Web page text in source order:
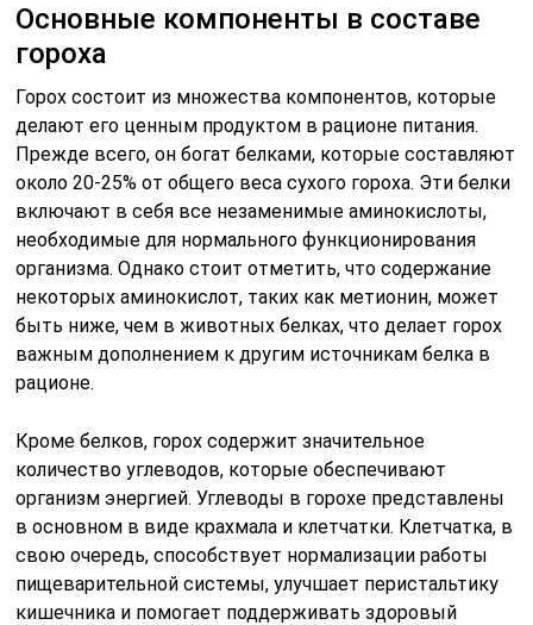
Основные компоненты в составе
гороха
Горох состоит из множества компонентов, которые
делают его ценным продуктом в рационе питания.
Прежде всего, он богат белками, которые составляют
около 20-25% от общего веса сухого гороха. Эти белки
включают в себя все незаменимые аминокислоты,
необходимые для нормального функционирования
организма. Однако стоит отметить, что содержание
некоторых аминокислот, таких как метионин, может
быть ниже, чем в животных белках, что делает горох
важным дополнением к другим источникам белка в
рационе.
Кроме белков, горох содержит значительное
количество углеводов, которые обеспечивают
организм энергией. Углеводы в горохе представлены
в основном в виде крахмала и клетчатки. Клетчатка, в
свою очередь, способствует нормализации работы
пищеварительной системы, улучшает перистальтику
кишечника и помогает поддерживать здоровый